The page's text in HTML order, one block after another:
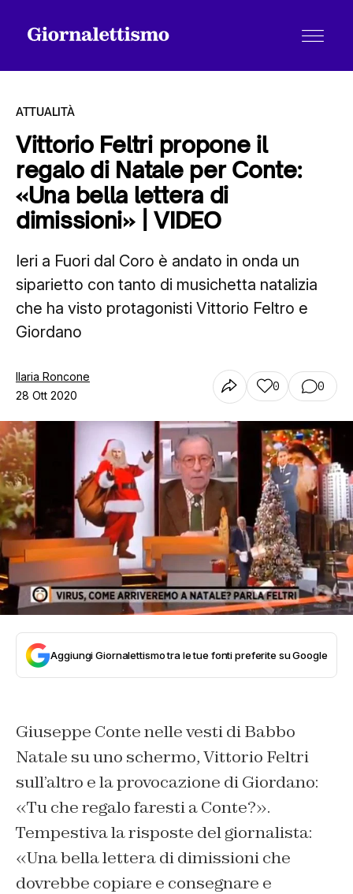
Tutti gli articoli
Contatti
ATTUALITÀ
Vittorio Feltri propone il
regalo di Natale per Conte:
«Una bella lettera di
dimissioni» | VIDEO
Ieri a Fuori dal Coro è andato in onda un
siparietto con tanto di musichetta natalizia
che ha visto protagonisti Vittorio Feltro e
Giordano
Ilaria Roncone
28 Ott 2020
0 0
Aggiungi Giornalettismo tra le tue fonti preferite su Google
Giuseppe Conte nelle vesti di Babbo
Natale su uno schermo, Vittorio Feltri
sull’altro e la provocazione di Giordano:
«Tu che regalo faresti a Conte?».
Tempestiva la risposte del giornalista:
«Una bella lettera di dimissioni che
dovrebbe copiare e consegnare e